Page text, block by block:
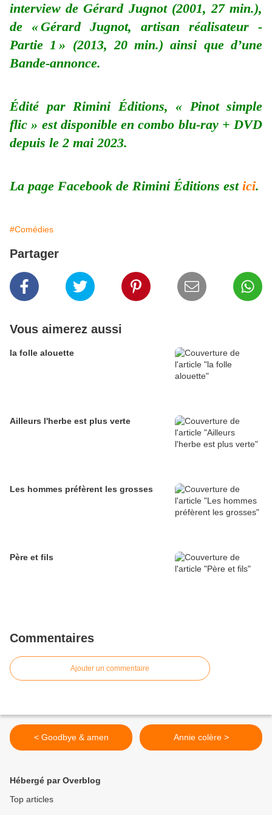
interview de Gérard Jugnot (2001, 27 min.),
de « Gérard Jugnot, artisan réalisateur -
Partie 1 » (2013, 20 min.) ainsi que d’une
Bande-annonce.
Édité par Rimini Éditions, « Pinot simple
flic » est disponible en combo blu-ray + DVD
depuis le 2 mai 2023.
La page Facebook de Rimini Éditions est ici.
#Comédies
Partager
Vous aimerez aussi
la folle alouette
Ailleurs l'herbe est plus verte
Les hommes préfèrent les grosses
Père et fils
Commentaires
Ajouter un commentaire
< Goodbye & amen Annie colère >
Hébergé par Overblog
Top articles